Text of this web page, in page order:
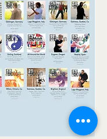
Botón Botón Botón Botón
Botón Botón Botón Botón
Botón Botón Botón Botón